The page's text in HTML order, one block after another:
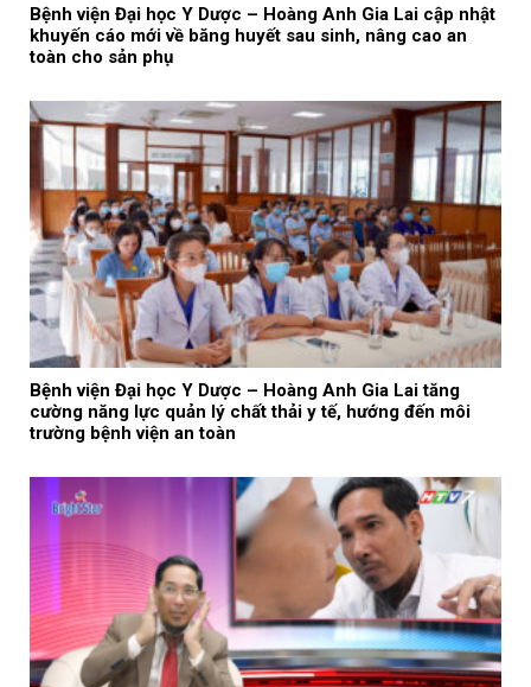
Bệnh viện Đại học Y Dược – Hoàng Anh Gia Lai cập nhật
khuyến cáo mới về băng huyết sau sinh, nâng cao an
toàn cho sản phụ
Bệnh viện Đại học Y Dược – Hoàng Anh Gia Lai tăng
cường năng lực quản lý chất thải y tế, hướng đến môi
trường bệnh viện an toàn